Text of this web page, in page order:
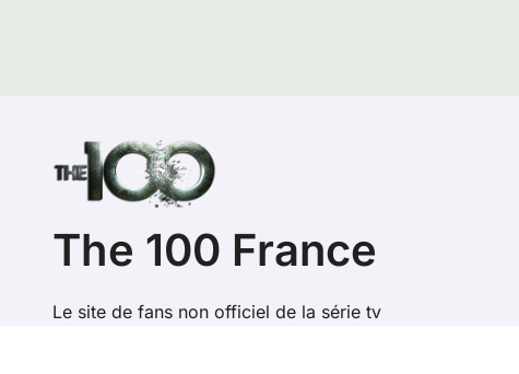
The 100 France
Le site de fans non officiel de la série tv